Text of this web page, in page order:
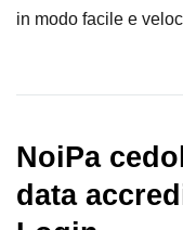
in modo facile e
NoiPa
data